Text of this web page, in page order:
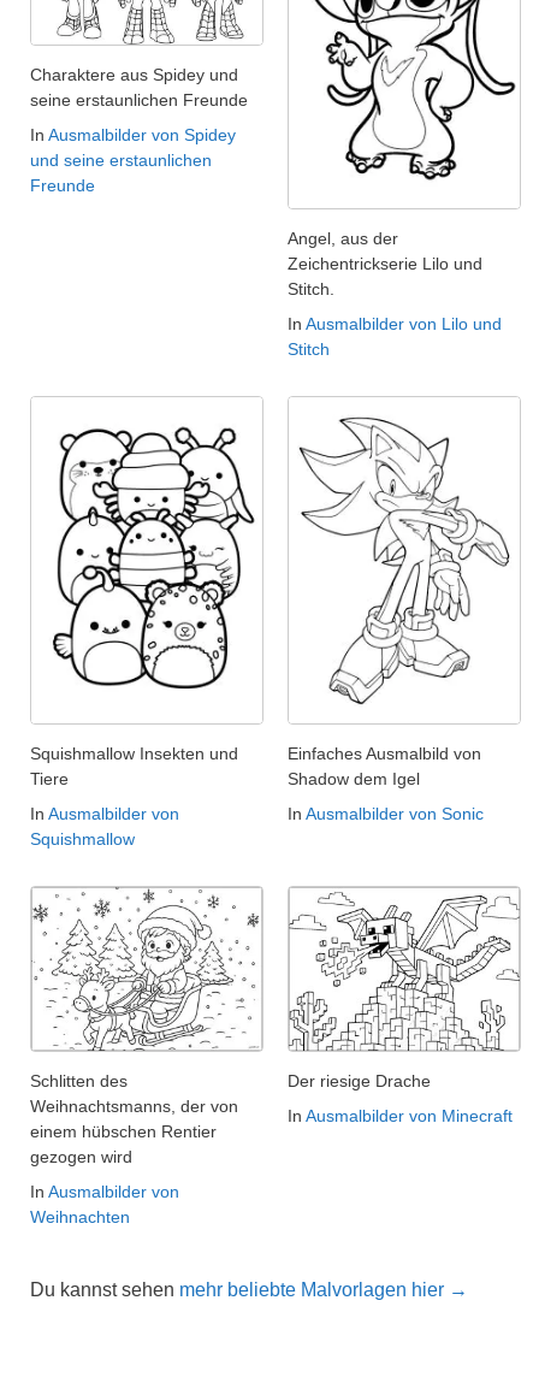
Charaktere aus Spidey und
seine erstaunlichen Freunde
In Ausmalbilder von Spidey
und seine erstaunlichen
Freunde
Angel, aus der
Zeichentrickserie Lilo und
Stitch.
In Ausmalbilder von Lilo und
Stitch
Squishmallow Insekten und
Tiere
In Ausmalbilder von
Squishmallow
Einfaches Ausmalbild von
Shadow dem Igel
In Ausmalbilder von Sonic
Schlitten des
Weihnachtsmanns, der von
einem hübschen Rentier
gezogen wird
In Ausmalbilder von
Weihnachten
Der riesige Drache
In Ausmalbilder von Minecraft
Du kannst sehen mehr beliebte Malvorlagen hier →